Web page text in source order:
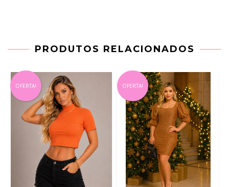
PRODUTOS RELACIONADOS
OFERTA! OFERTA!